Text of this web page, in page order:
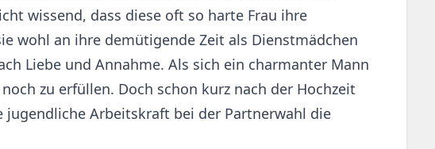
wissend, dass diese oft so harte Frau ihre
wohl an ihre demütigende Zeit als Dienstmädchen
Liebe und Annahme. Als sich ein charmanter Mann
zu erfüllen. Doch schon kurz nach der Hochzeit
jugendliche Arbeitskraft bei der Partnerwahl die